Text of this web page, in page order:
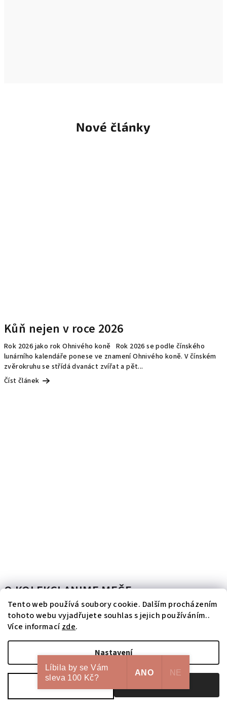
Tento web používá soubory cookie. Dalším procházením
tohoto webu vyjadřujete souhlas s jejich používáním..
Více informacízde.
Nastavení
Nové články
Kůň nejen v roce 2026
Rok 2026 jako rok Ohnivého koně Rok 2026 se podle čínského
lunárního kalendáře ponese ve znamení Ohnivého koně. V čínském
zvěrokruhu se střídá dvanáct zvířat a pět...
Číst článek
O KOLEKCI ANIME MEČE
Zbraně z různých anime seriálů jsem malovala už v začátcích své
tvorby před mnoha lety. Začalo to tehdy Bleachem, Trigunem nebo
Soul Eaterem. Malovala jsem je ručně na...
Číst článek
Líbila by se Vám
sleva 100 Kč?
ANO NE